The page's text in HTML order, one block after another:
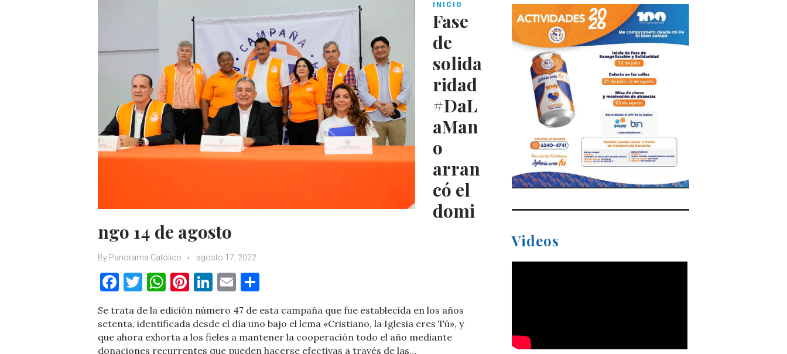
INICIO
Fase
de
solida
ridad
#DaL
aMan
o
arran
có el
domi
ngo 14 de agosto
By Panorama Católico agosto 17, 2022
F
c
e
T
w
it
te
W
h
at
s
Pi
nt
er
es
Li
k
e
E
m
ai
l
m
p
Se trata de la edición número 47 de esta campaña que fue establecida en los años
setenta, identificada desde el día uno bajo el lema «Cristiano, la Iglesia eres Tú», y
que ahora exhorta a los fieles a mantener la cooperación todo el año mediante
donaciones recurrentes que pueden hacerse efectivas a través de las…
Videos